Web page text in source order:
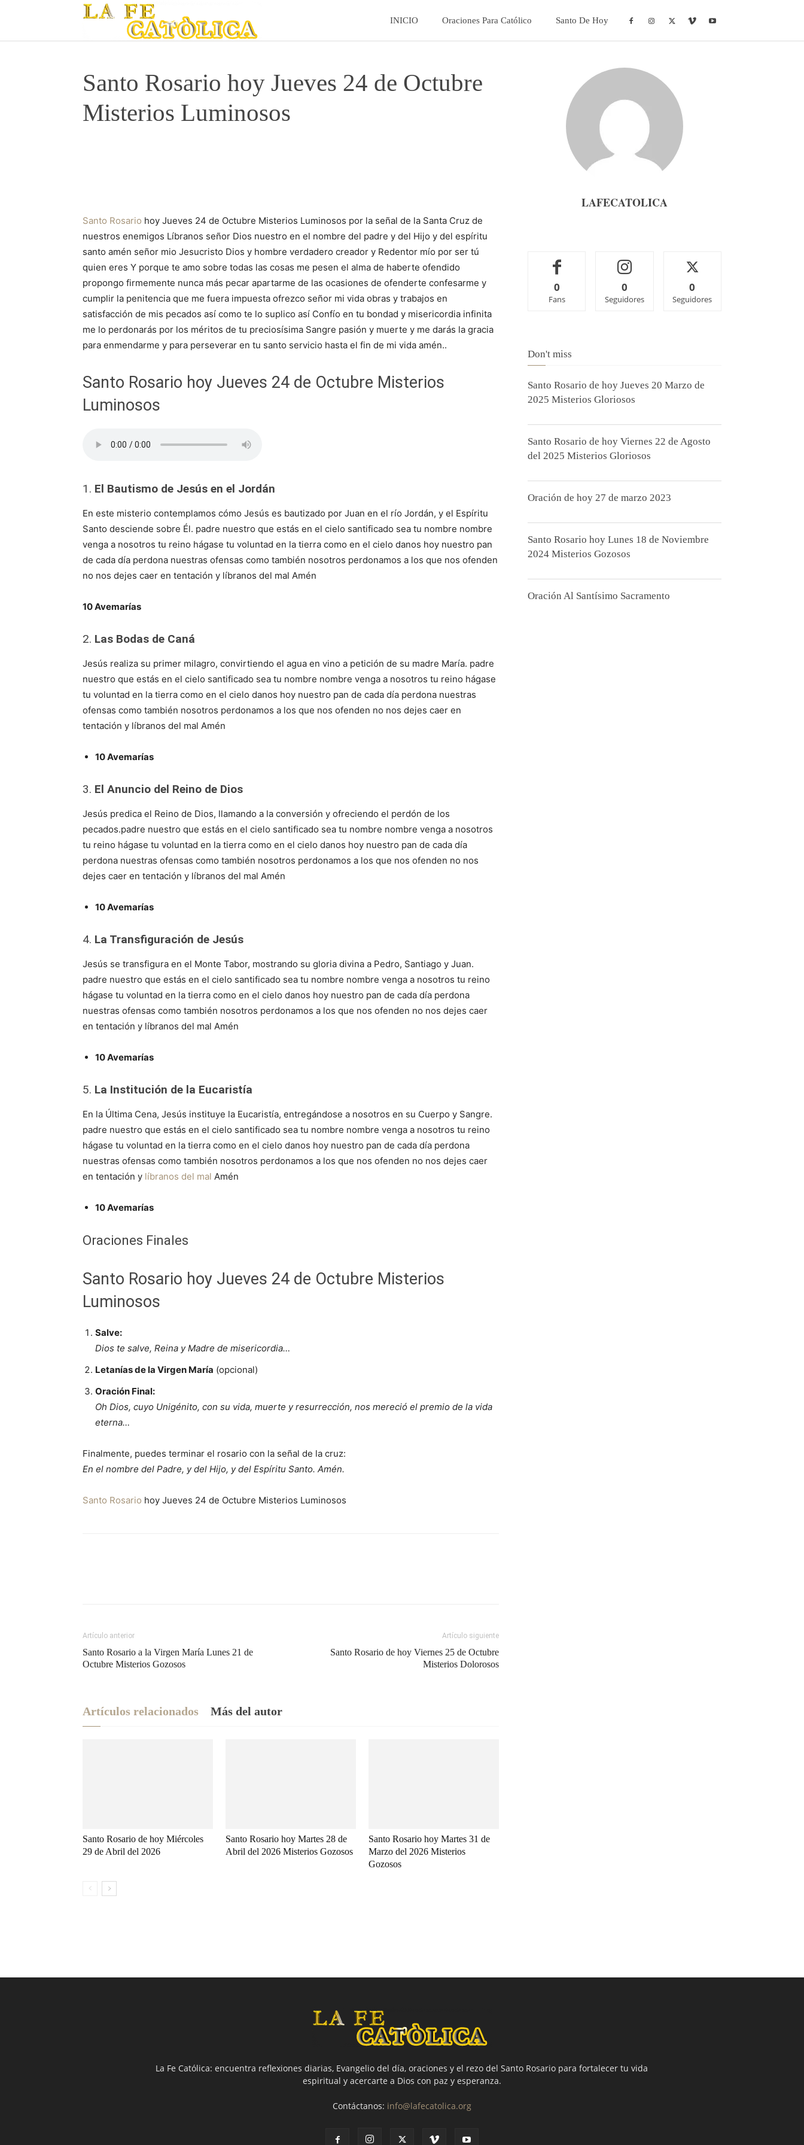
INICIO Oraciones Para Católico Santo De Hoy
Santo Rosario hoy Jueves 24 de Octubre
Misterios Luminosos
Santo Rosario hoy Jueves 24 de Octubre Misterios Luminosos por la señal de la Santa Cruz de
nuestros enemigos Líbranos señor Dios nuestro en el nombre del padre y del Hijo y del espíritu
santo amén señor mio Jesucristo Dios y hombre verdadero creador y Redentor mío por ser tú
quien eres Y porque te amo sobre todas las cosas me pesen el alma de haberte ofendido
propongo firmemente nunca más pecar apartarme de las ocasiones de ofenderte confesarme y
cumplir la penitencia que me fuera impuesta ofrezco señor mi vida obras y trabajos en
satisfacción de mis pecados así como te lo suplico así Confío en tu bondad y misericordia infinita
me lo perdonarás por los méritos de tu preciosísima Sangre pasión y muerte y me darás la gracia
para enmendarme y para perseverar en tu santo servicio hasta el fin de mi vida amén..
Santo Rosario hoy Jueves 24 de Octubre Misterios
Luminosos
1. El Bautismo de Jesús en el Jordán
En este misterio contemplamos cómo Jesús es bautizado por Juan en el río Jordán, y el Espíritu
Santo desciende sobre Él. padre nuestro que estás en el cielo santificado sea tu nombre nombre
venga a nosotros tu reino hágase tu voluntad en la tierra como en el cielo danos hoy nuestro pan
de cada día perdona nuestras ofensas como también nosotros perdonamos a los que nos ofenden
no nos dejes caer en tentación y líbranos del mal Amén
10 Avemarías
2. Las Bodas de Caná
Jesús realiza su primer milagro, convirtiendo el agua en vino a petición de su madre María. padre
nuestro que estás en el cielo santificado sea tu nombre nombre venga a nosotros tu reino hágase
tu voluntad en la tierra como en el cielo danos hoy nuestro pan de cada día perdona nuestras
ofensas como también nosotros perdonamos a los que nos ofenden no nos dejes caer en
tentación y líbranos del mal Amén
10 Avemarías
3. El Anuncio del Reino de Dios
Jesús predica el Reino de Dios, llamando a la conversión y ofreciendo el perdón de los
pecados.padre nuestro que estás en el cielo santificado sea tu nombre nombre venga a nosotros
tu reino hágase tu voluntad en la tierra como en el cielo danos hoy nuestro pan de cada día
perdona nuestras ofensas como también nosotros perdonamos a los que nos ofenden no nos
dejes caer en tentación y líbranos del mal Amén
10 Avemarías
4. La Transfiguración de Jesús
Jesús se transfigura en el Monte Tabor, mostrando su gloria divina a Pedro, Santiago y Juan.
padre nuestro que estás en el cielo santificado sea tu nombre nombre venga a nosotros tu reino
hágase tu voluntad en la tierra como en el cielo danos hoy nuestro pan de cada día perdona
nuestras ofensas como también nosotros perdonamos a los que nos ofenden no nos dejes caer
en tentación y líbranos del mal Amén
10 Avemarías
5. La Institución de la Eucaristía
En la Última Cena, Jesús instituye la Eucaristía, entregándose a nosotros en su Cuerpo y Sangre.
padre nuestro que estás en el cielo santificado sea tu nombre nombre venga a nosotros tu reino
hágase tu voluntad en la tierra como en el cielo danos hoy nuestro pan de cada día perdona
nuestras ofensas como también nosotros perdonamos a los que nos ofenden no nos dejes caer
en tentación y líbranos del mal Amén
10 Avemarías
Oraciones Finales
Santo Rosario hoy Jueves 24 de Octubre Misterios
Luminosos
Salve:
Dios te salve, Reina y Madre de misericordia…
Letanías de la Virgen María (opcional)
Oración Final:
Oh Dios, cuyo Unigénito, con su vida, muerte y resurrección, nos mereció el premio de la vida
eterna…
Finalmente, puedes terminar el rosario con la señal de la cruz:
En el nombre del Padre, y del Hijo, y del Espíritu Santo. Amén.
Santo Rosario hoy Jueves 24 de Octubre Misterios Luminosos
Artículo anterior
Santo Rosario a la Virgen María Lunes 21 de
Octubre Misterios Gozosos
Artículo siguiente
Santo Rosario de hoy Viernes 25 de Octubre
Misterios Dolorosos
Artículos relacionados Más del autor
Santo Rosario de hoy Miércoles
29 de Abril del 2026
Santo Rosario hoy Martes 28 de
Abril del 2026 Misterios Gozosos
Santo Rosario hoy Martes 31 de
Marzo del 2026 Misterios
Gozosos
LAFECATOLICA
0
Fans
0
Seguidores
0
Seguidores
Don't miss
Santo Rosario de hoy Jueves 20 Marzo de
2025 Misterios Gloriosos
Santo Rosario de hoy Viernes 22 de Agosto
del 2025 Misterios Gloriosos
Oración de hoy 27 de marzo 2023
Santo Rosario hoy Lunes 18 de Noviembre
2024 Misterios Gozosos
Oración Al Santísimo Sacramento
La Fe Católica: encuentra reflexiones diarias, Evangelio del día, oraciones y el rezo del Santo Rosario para fortalecer tu vida
espiritual y acercarte a Dios con paz y esperanza.
Contáctanos: info@lafecatolica.org